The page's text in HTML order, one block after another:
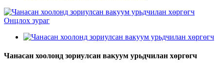
Чанасан хоолонд зориулсан вакуум урьдчилан хөргөгч